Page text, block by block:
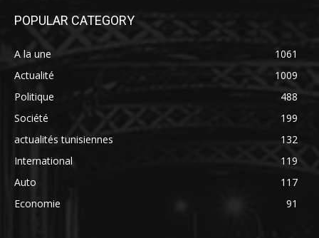
POPULAR CATEGORY
A la une
1061
Actualité
1009
Politique
488
Société
199
actualités tunisiennes
132
International
119
Auto
117
Economie
91